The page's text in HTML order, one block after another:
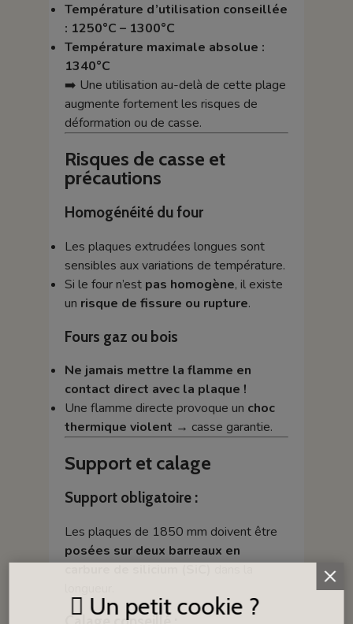
Température d’utilisation conseillée
: 1250°C – 1300°C
Température maximale absolue :
1340°C
➡️ Une utilisation au-delà de cette plage
augmente fortement les risques de
déformation ou de casse.
Risques de casse et
précautions
Homogénéité du four
Les plaques extrudées longues sont
sensibles aux variations de température.
Si le four n’est pas homogène, il existe
un risque de fissure ou rupture.
Fours gaz ou bois
Ne jamais mettre la flamme en
contact direct avec la plaque !
Une flamme directe provoque un choc
thermique violent → casse garantie.
Support et calage
Support obligatoire :
Les plaques de 1850 mm doivent être
posées sur deux barreaux en
Un petit cookie ?